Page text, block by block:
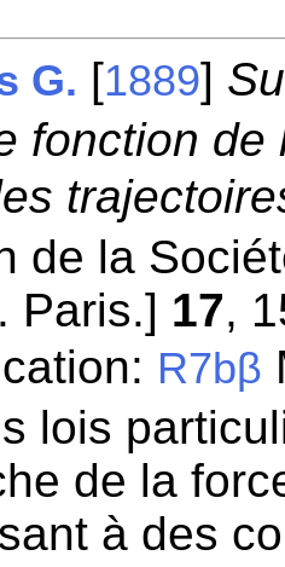
G. [1889]
fonction
de la
Paris.] 17,
R7bβ
lois
de la
à des